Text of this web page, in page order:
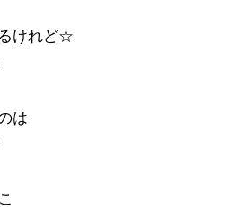
けれど☆
は